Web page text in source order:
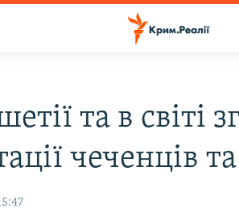
та в світі
чеченців